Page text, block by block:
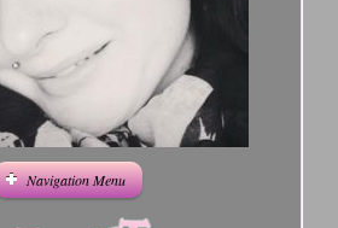
Navigation Menu